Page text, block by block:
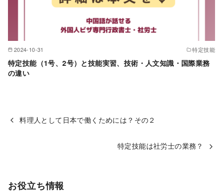
2024-10-31 特定技能
特定技能（1号、2号）と技能実習、技術・人文知識・国際業務
の違い
料理人として日本で働くためには？その２
特定技能は社労士の業務？
お役立ち情報